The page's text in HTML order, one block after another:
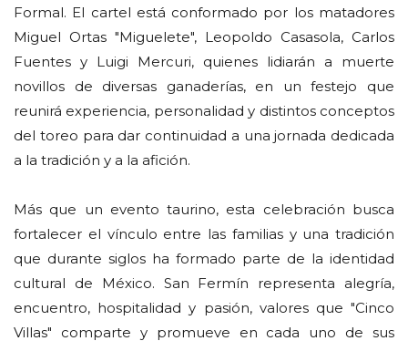
Formal. El cartel está conformado por los matadores
Miguel Ortas "Miguelete", Leopoldo Casasola, Carlos
Fuentes y Luigi Mercuri, quienes lidiarán a muerte
novillos de diversas ganaderías, en un festejo que
reunirá experiencia, personalidad y distintos conceptos
del toreo para dar continuidad a una jornada dedicada
a la tradición y a la afición.
Más que un evento taurino, esta celebración busca
fortalecer el vínculo entre las familias y una tradición
que durante siglos ha formado parte de la identidad
cultural de México. San Fermín representa alegría,
encuentro, hospitalidad y pasión, valores que "Cinco
Villas" comparte y promueve en cada uno de sus